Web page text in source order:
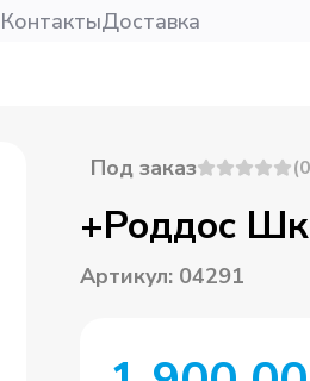
КонтактыДоставка
Под заказ (0
+Роддос
Артикул: 04291